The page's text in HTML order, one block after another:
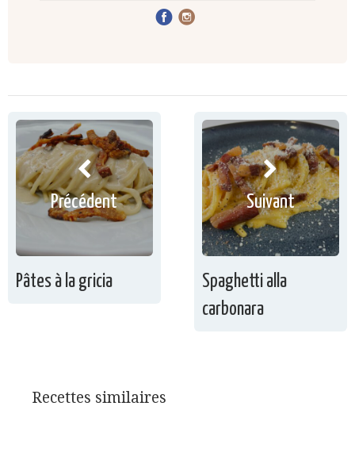
Précédent
Pâtes à la gricia
Suivant
Spaghetti alla
carbonara
Recettes similaires